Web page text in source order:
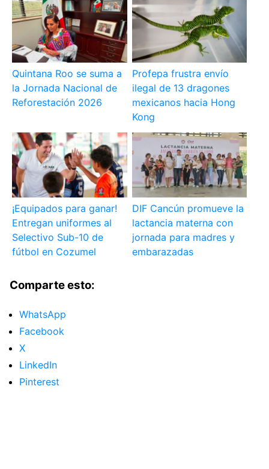
Quintana Roo se suma a
la Jornada Nacional de
Reforestación 2026
Profepa frustra envío
ilegal de 13 dragones
mexicanos hacia Hong
Kong
¡Equipados para ganar!
Entregan uniformes al
Selectivo Sub-10 de
fútbol en Cozumel
DIF Cancún promueve la
lactancia materna con
jornada para madres y
embarazadas
Comparte esto:
WhatsApp
Facebook
X
LinkedIn
Pinterest